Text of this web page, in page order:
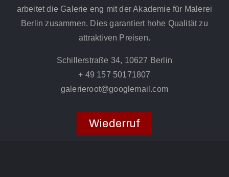
arbeitet die Galerie eng mit der Akademie für Malerei
Berlin zusammen. Dies garantiert hohe Qualität zu
attraktiven Preisen.
Schillerstraße 34, 10627 Berlin
+ 49 157 50171807
galerieroot@googlemail.com
Wiederruf